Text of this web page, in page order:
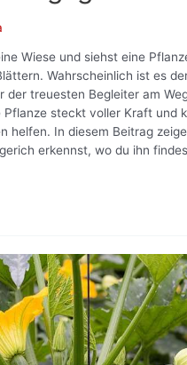
Wiese und siehst eine
Wahrscheinlich ist es
der treuesten Begleiter am
Pflanze steckt voller Kraft und
helfen. In diesem Beitrag
erkennst, wo du ihn